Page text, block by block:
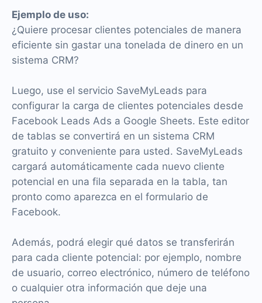
Ejemplo de uso:
¿Quiere procesar clientes potenciales de manera
eficiente sin gastar una tonelada de dinero en un
sistema CRM?
Luego, use el servicio SaveMyLeads para
configurar la carga de clientes potenciales desde
Facebook Leads Ads a Google Sheets. Este editor
de tablas se convertirá en un sistema CRM
gratuito y conveniente para usted. SaveMyLeads
cargará automáticamente cada nuevo cliente
potencial en una fila separada en la tabla, tan
pronto como aparezca en el formulario de
Facebook.
Además, podrá elegir qué datos se transferirán
para cada cliente potencial: por ejemplo, nombre
de usuario, correo electrónico, número de teléfono
o cualquier otra información que deje una